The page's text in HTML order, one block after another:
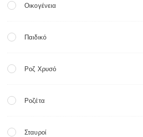
Οικογένεια
Παιδικό
Ροζ Χρυσό
Ροζέτα
Σταυροί